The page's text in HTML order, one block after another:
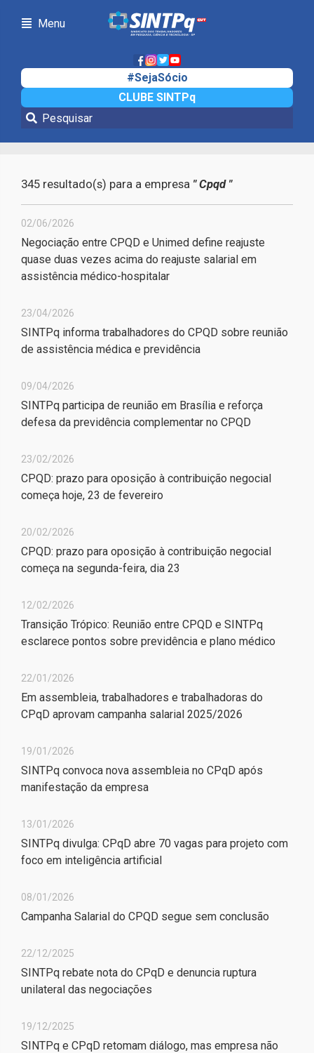
Menu
#SejaSócio
CLUBE SINTPq
Notícias da sua empresa
345 resultado(s) para a empresa " Cpqd "
02/06/2026
Negociação entre CPQD e Unimed define reajuste
quase duas vezes acima do reajuste salarial em
assistência médico-hospitalar
23/04/2026
SINTPq informa trabalhadores do CPQD sobre reunião
de assistência médica e previdência
09/04/2026
SINTPq participa de reunião em Brasília e reforça
defesa da previdência complementar no CPQD
23/02/2026
CPQD: prazo para oposição à contribuição negocial
começa hoje, 23 de fevereiro
20/02/2026
CPQD: prazo para oposição à contribuição negocial
começa na segunda-feira, dia 23
12/02/2026
Transição Trópico: Reunião entre CPQD e SINTPq
esclarece pontos sobre previdência e plano médico
22/01/2026
Em assembleia, trabalhadores e trabalhadoras do
CPqD aprovam campanha salarial 2025/2026
19/01/2026
SINTPq convoca nova assembleia no CPqD após
manifestação da empresa
13/01/2026
SINTPq divulga: CPqD abre 70 vagas para projeto com
foco em inteligência artificial
08/01/2026
Campanha Salarial do CPQD segue sem conclusão
22/12/2025
SINTPq rebate nota do CPqD e denuncia ruptura
unilateral das negociações
19/12/2025
SINTPq e CPqD retomam diálogo, mas empresa não